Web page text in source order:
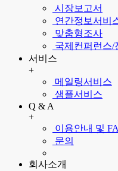
시장보고서
연간정보서비
맞춤형조사
국제컨퍼런스/
서비스
+
메일링서비스
샘플서비스
Q & A
+
이용안내 및
문의
회사소개